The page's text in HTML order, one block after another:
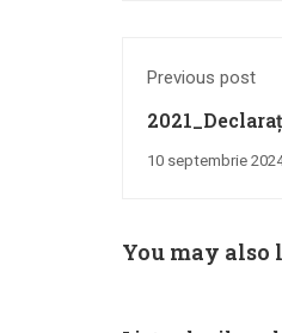
Previous post
10 septembrie
You may also